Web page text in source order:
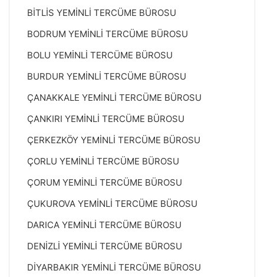
BİTLİS YEMİNLİ TERCÜME BÜROSU
BODRUM YEMİNLİ TERCÜME BÜROSU
BOLU YEMİNLİ TERCÜME BÜROSU
BURDUR YEMİNLİ TERCÜME BÜROSU
ÇANAKKALE YEMİNLİ TERCÜME BÜROSU
ÇANKIRI YEMİNLİ TERCÜME BÜROSU
ÇERKEZKÖY YEMİNLİ TERCÜME BÜROSU
ÇORLU YEMİNLİ TERCÜME BÜROSU
ÇORUM YEMİNLİ TERCÜME BÜROSU
ÇUKUROVA YEMİNLİ TERCÜME BÜROSU
DARICA YEMİNLİ TERCÜME BÜROSU
DENİZLİ YEMİNLİ TERCÜME BÜROSU
DİYARBAKIR YEMİNLİ TERCÜME BÜROSU